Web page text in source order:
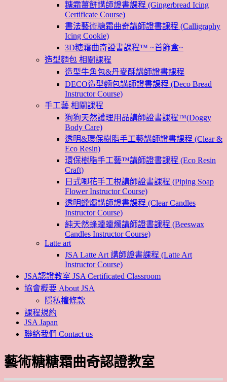
糖霜薑餅講師證書課程 (Gingerbread Icing
Certificate Course)
書法藝術糖霜曲奇講師證書課程 (Calligraphy
Icing Cookie)
3D糖霜曲奇證書課程™ ~首飾盒~
造型麵包 相關課程
造型牛角包&丹麥酥講師證書課程
DECO造型麵包講師證書課程 (Deco Bread
Instructor Course)
手工藝 相關課程
狗狗天然護理用品講師證書課程™(Doggy
Body Care)
透明&環保樹脂手工藝講師證書課程 (Clear &
Eco Resin)
環保樹脂手工藝™講師證書課程 (Eco Resin
Craft)
日式唧花手工梘講師證書課程 (Piping Soap
Flower Instructor Course)
透明蠟燭講師證書課程 (Clear Candles
Instructor Course)
純天然蜂蠟蠟燭講師證書課程 (Beeswax
Candles Instructor Course)
Latte art
JSA Latte Art 講師證書課程 (Latte Art
Instructor Course)
JSA認證教室 JSA Certificated Classroom
協會概要 About JSA
隱私權條款
課程規約
JSA Japan
聯絡我們 Contact us
藝術糖糖霜曲奇認證教室